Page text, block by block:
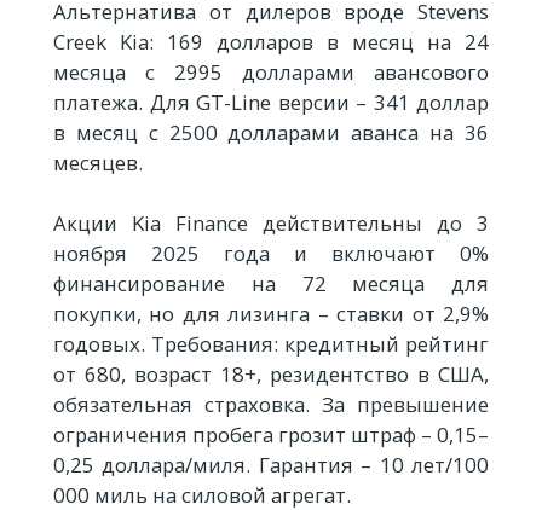
Альтернатива от дилеров вроде Stevens
Creek Kia: 169 долларов в месяц на 24
месяца с 2995 долларами авансового
платежа. Для GT-Line версии – 341 доллар
в месяц с 2500 долларами аванса на 36
месяцев.
Акции Kia Finance действительны до 3
ноября 2025 года и включают 0%
финансирование на 72 месяца для
покупки, но для лизинга – ставки от 2,9%
годовых. Требования: кредитный рейтинг
от 680, возраст 18+, резидентство в США,
обязательная страховка. За превышение
ограничения пробега грозит штраф – 0,15–
0,25 доллара/миля. Гарантия – 10 лет/100
000 миль на силовой агрегат.